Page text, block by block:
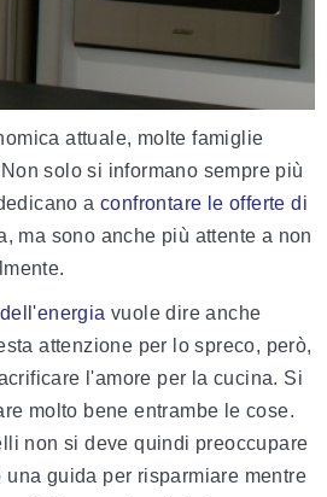
attuale, molte famiglie
solo si informano sempre più
a confrontare le offerte di
ma sono anche più attente a non
vuole dire anche
attenzione per lo spreco, però,
l'amore per la cucina. Si
molto bene entrambe le cose.
non si deve quindi preoccupare
guida per risparmiare mentre